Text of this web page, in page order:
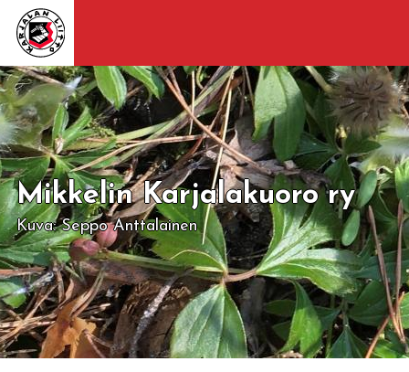
Mikkelin Karjalakuoro ry
Kuva: Seppo Anttalainen